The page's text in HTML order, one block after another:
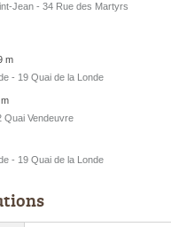
Jean - 34 Rue des Martyrs
m
- 19 Quai de la Londe
m
Quai Vendeuvre
- 19 Quai de la Londe